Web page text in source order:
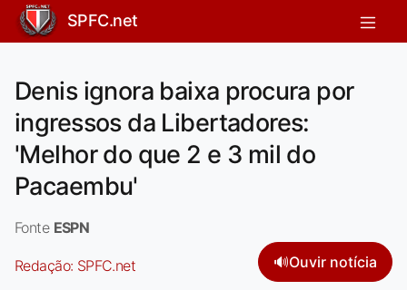
SPFC.net
Denis ignora baixa procura por
ingressos da Libertadores:
'Melhor do que 2 e 3 mil do
Pacaembu'
Fonte ESPN
Redação: SPFC.net 🔊Ouvir notícia